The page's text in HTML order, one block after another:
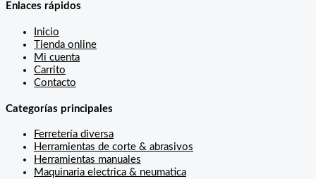
Enlaces rápidos
Inicio
Tienda online
Mi cuenta
Carrito
Contacto
Categorías principales
Ferretería diversa
Herramientas de corte & abrasivos
Herramientas manuales
Maquinaria electrica & neumatica